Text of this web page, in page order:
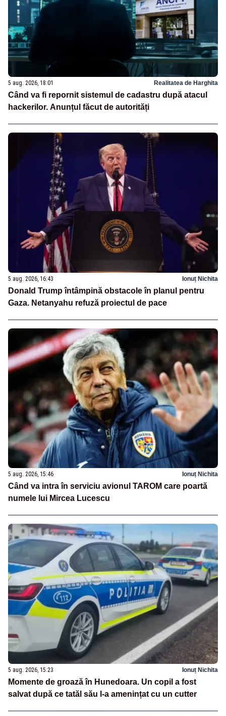
5 aug. 2026, 18:01 Realitatea de Harghita
Când va fi repornit sistemul de cadastru după atacul
hackerilor. Anunțul făcut de autorități
5 aug. 2026, 16:43 Ionuț Nichita
Donald Trump întâmpină obstacole în planul pentru
Gaza. Netanyahu refuză proiectul de pace
5 aug. 2026, 15:46 Ionuț Nichita
Când va intra în serviciu avionul TAROM care poartă
numele lui Mircea Lucescu
5 aug. 2026, 15:23 Ionuț Nichita
Momente de groază în Hunedoara. Un copil a fost
salvat după ce tatăl său l-a amenințat cu un cutter